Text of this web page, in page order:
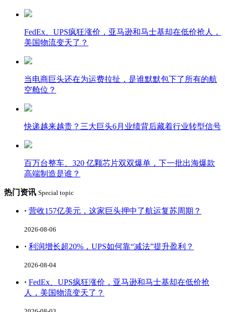
FedEx、UPS疯狂涨价，亚马逊和马士基却在低价抢人，
美国物流变天了？
当电商巨头还在为运费拉扯，是谁默默包下了所有的航
空舱位？
快递越来越贵？三大巨头6月业绩背后藏着行业转型信号
百万台整车、320 亿颗芯片双双爆单，下一批出海爆款
高端制造是谁？
热门资讯 Special topic
· 营收157亿美元，这家巨头押中了航运复苏周期？
2026-08-06
· 利润增长超20%，UPS如何靠“减法”提升盈利？
2026-08-04
· FedEx、UPS疯狂涨价，亚马逊和马士基却在低价抢
人，美国物流变天了？